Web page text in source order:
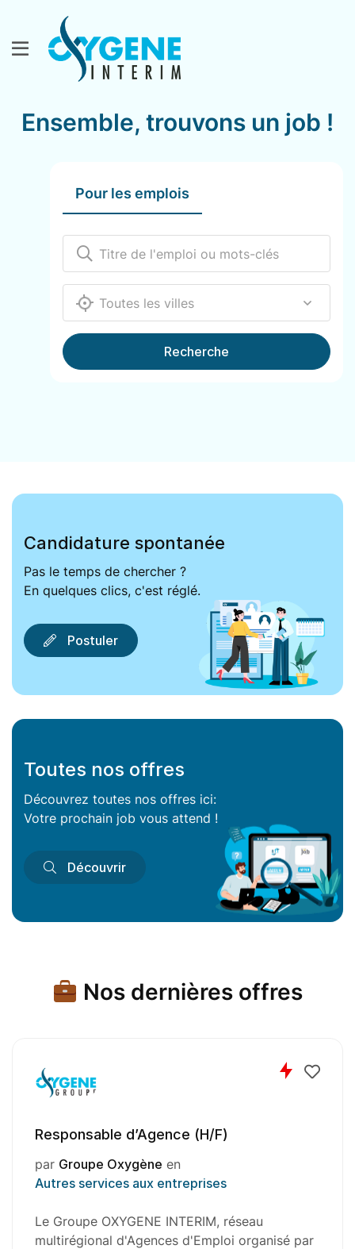
Ensemble, trouvons un job !
Pour les emplois
12000
Recherche
Candidature spontanée
Pas le temps de chercher ?
En quelques clics, c'est réglé.
Postuler
Toutes nos offres
Découvrez toutes nos offres ici:
Votre prochain job vous attend !
Découvrir
Nos dernières offres
Responsable d’Agence (H/F)
par Groupe Oxygène en
Autres services aux entreprises
Le Groupe OXYGENE INTERIM, réseau
multirégional d'Agences d'Emploi organisé par